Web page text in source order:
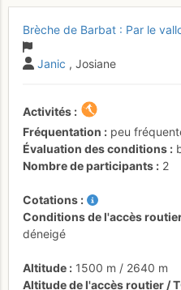
Brèche de Barbat : Par le
Janic , Josiane
Activités
Fréquentation
peu
Évaluation des conditions
Nombre de participants
2
Cotations
Conditions de l'accès
déneigé
Altitude 1500 m / 2640 m
Altitude de l'accès routier /